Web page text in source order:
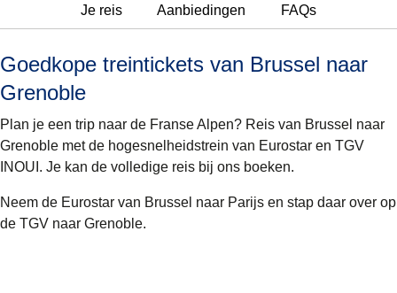
Je reis Aanbiedingen FAQs
Goedkope treintickets van Brussel naar
Grenoble
Plan je een trip naar de Franse Alpen? Reis van Brussel naar
Grenoble met de hogesnelheidstrein van Eurostar en TGV
INOUI. Je kan de volledige reis bij ons boeken.
Neem de Eurostar van Brussel naar Parijs en stap daar over op
de TGV naar Grenoble.